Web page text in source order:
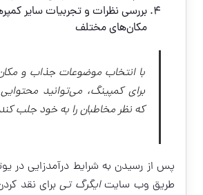
بررسی نظرات و تجربیات سایر
مکان‌های مختلف
با انتخاب موضوعات جذاب و
برای کمپینگ، می‌توانید
که نظر مخاطبان را به خود جلب
پس از رسیدن به شرایط درآمدزایی در
طریق وب سایتایگرگ تیبرای نقد